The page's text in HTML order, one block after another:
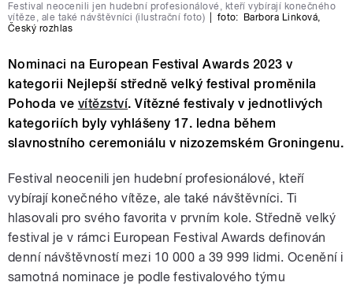
Festival neocenili jen hudební profesionálové, kteří vybírají konečného
vítěze, ale také návštěvníci (ilustrační foto)
foto: Barbora Linková,
Český rozhlas
Nominaci na European Festival Awards 2023 v
kategorii Nejlepší středně velký festival proměnila
Pohoda ve vítězství. Vítězné festivaly v jednotlivých
kategoriích byly vyhlášeny 17. ledna během
slavnostního ceremoniálu v nizozemském Groningenu.
Festival neocenili jen hudební profesionálové, kteří
vybírají konečného vítěze, ale také návštěvníci. Ti
hlasovali pro svého favorita v prvním kole. Středně velký
festival je v rámci European Festival Awards definován
denní návštěvností mezi 10 000 a 39 999 lidmi. Ocenění i
samotná nominace je podle festivalového týmu